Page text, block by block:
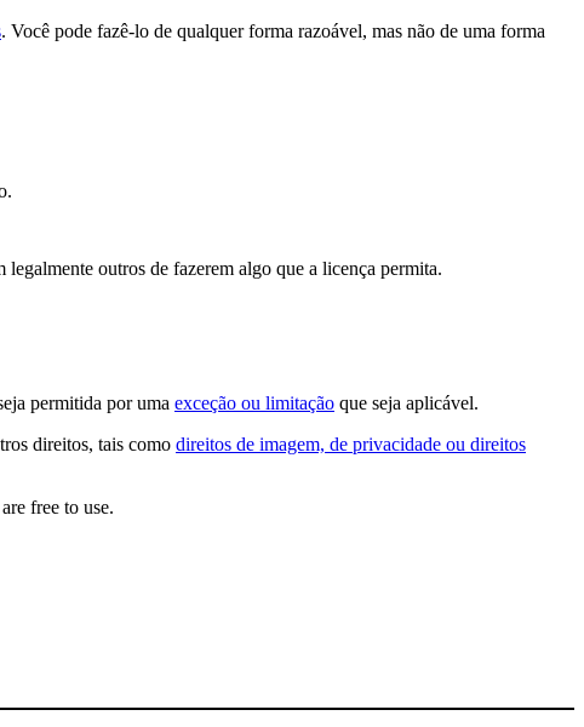
. Você pode fazê-lo de qualquer forma razoável, mas não de uma forma
legalmente outros de fazerem algo que a licença permita.
permitida por uma exceção ou limitação que seja aplicável.
direitos, tais como direitos de imagem, de privacidade ou direitos
free to use.